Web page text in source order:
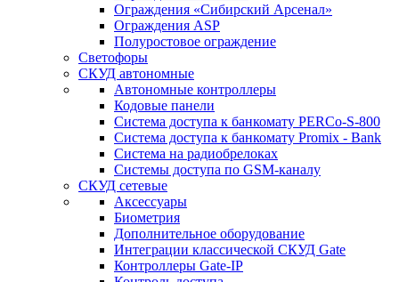
Ограждения «Сибирский Арсенал»
Ограждения ASP
Полуростовое ограждение
Светофоры
СКУД автономные
Автономные контроллеры
Кодовые панели
Система доступа к банкомату PERCo-S-800
Система доступа к банкомату Promix - Bank
Система на радиобрелоках
Системы доступа по GSM-каналу
СКУД сетевые
Аксессуары
Биометрия
Дополнительное оборудование
Интеграции классической СКУД Gate
Контроллеры Gate-IP